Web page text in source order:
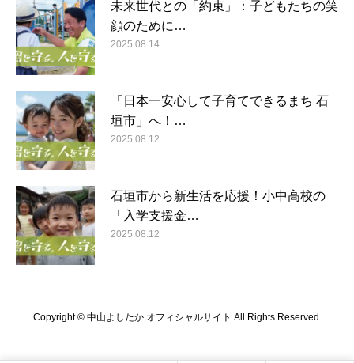
未来世代との「約束」：子どもたちの笑
顔のために…
2025.08.14
「日本一安心して子育てできるまち 石
垣市」へ！…
2025.08.12
石垣市から新生活を応援！小中高校の
「入学支援金…
2025.08.12
Copyright © 中山よしたか オフィシャルサイト All Rights Reserved.